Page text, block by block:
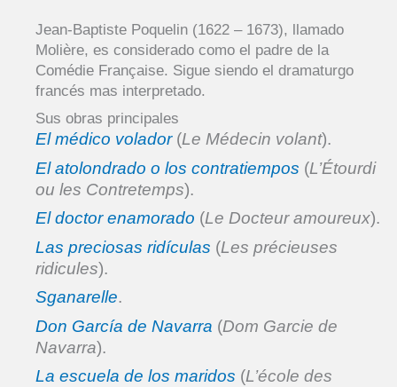
Jean-Baptiste Poquelin (1622 – 1673), llamado
Molière, es considerado como el padre de la
Comédie Française. Sigue siendo el dramaturgo
francés mas interpretado.
Sus obras principales
El médico volador(Le Médecin volant).
El atolondrado o los contratiempos (L’Étourdi
ou les Contretemps).
El doctor enamorado (Le Docteur amoureux).
Las preciosas ridículas (Les précieuses
ridicules).
Sganarelle.
Don García de Navarra (Dom Garcie de
Navarra).
La escuela de los maridos (L’école des